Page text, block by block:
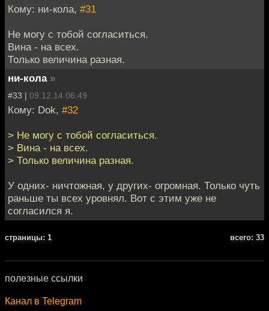
Кому: ни-кола, #31
Не могу с тобой согласиться.
Вина - на всех.
Только величина разная.
ни-кола »
#33 | 09.12.14 06:49
Кому: Dok, #32
> Не могу с тобой согласиться.
> Вина - на всех.
> Только величина разная.
У одних- ничтожная, у других- огромная. Только чуть
раньше ты всех уровнял. Вот с этим уже не
согласился я.
cтраницы: 1 всего: 33
полезные ссылки
Канал в Telegram